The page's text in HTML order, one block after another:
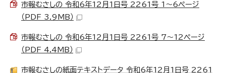
市報むさしの 令和6年12月1日号 2261号 1～6ページ
（PDF 3.9MB）
市報むさしの 令和6年12月1日号 2261号 7～12ページ
（PDF 4.4MB）
市報むさしの紙面テキストデータ 令和6年12月1日号 2261